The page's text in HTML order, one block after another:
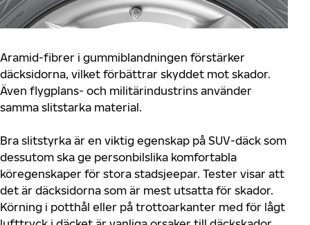
Aramid-fibrer i gummiblandningen förstärker
däcksidorna, vilket förbättrar skyddet mot skador.
Även flygplans- och militärindustrins använder
samma slitstarka material.
Bra slitstyrka är en viktig egenskap på SUV-däck som
dessutom ska ge personbilslika komfortabla
köregenskaper för stora stadsjeepar. Tester visar att
det är däcksidorna som är mest utsatta för skador.
Körning i potthål eller på trottoarkanter med för lågt